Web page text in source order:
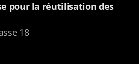
pour la réutilisation des
18